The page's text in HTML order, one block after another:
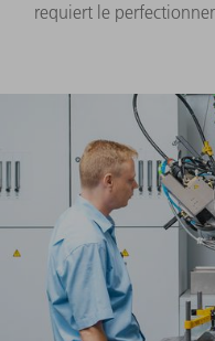
requiert le